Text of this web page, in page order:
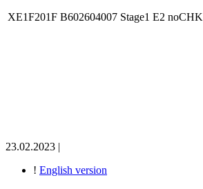
XE1F201F B602604007 Stage1 E2 noCHK
23.02.2023 |
! English version